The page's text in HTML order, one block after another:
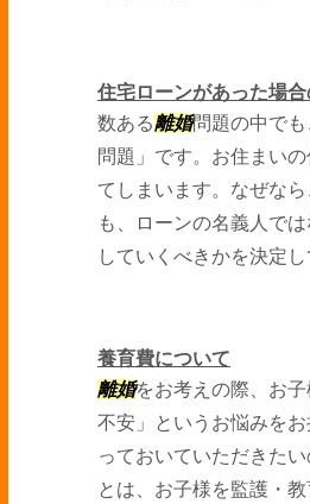
住宅ローンがあった場
数ある離婚問題の中で
問題」です。お住まい
てしまいます。なぜな
も、ローンの名義人で
していくべきかを決定し
養育費について
離婚をお考えの際、お
不安」というお悩みを
っておいていただきた
とは、お子様を監護・